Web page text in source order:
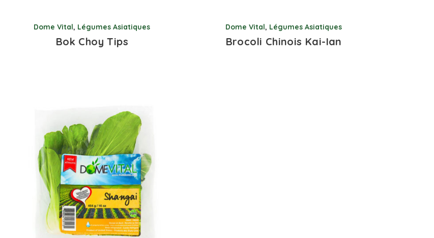
Dome Vital, Légumes Asiatiques
Bok Choy Tips
Dome Vital, Légumes Asiatiques
Brocoli Chinois Kai-Ian